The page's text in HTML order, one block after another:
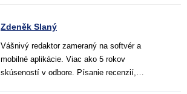
Zdeněk Slaný
Vášnivý redaktor zameraný na softvér a
mobilné aplikácie. Viac ako 5 rokov
skúseností v odbore. Písanie recenzií,